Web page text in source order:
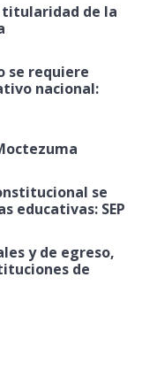
titularidad de la
se requiere
nacional:
se
educativas: SEP
y de egreso,
de